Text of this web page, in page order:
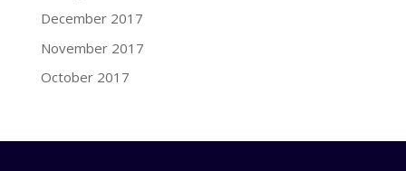
December 2017
November 2017
October 2017